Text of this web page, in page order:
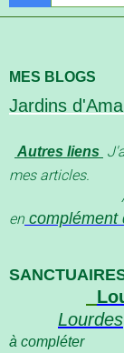
MES BLOGS
Jardins
Autres liens
mes articles.
Ainsi que
encomplément
Lourdes
à compléter